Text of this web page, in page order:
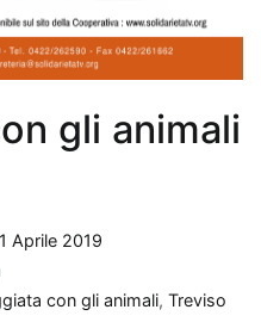
gli animali
Aprile 2019
con gli animali, Treviso